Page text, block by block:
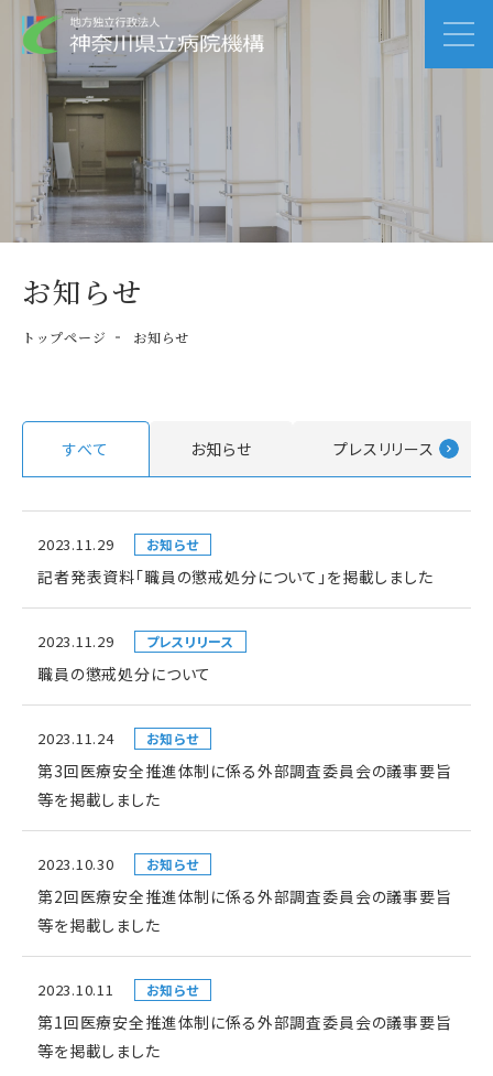
お知らせ
トップページ お知らせ
すべて お知らせ プレスリリース
2023.11.29 お知らせ
記者発表資料「職員の懲戒処分について」を掲載しました
2023.11.29 プレスリリース
職員の懲戒処分について
2023.11.24 お知らせ
第3回医療安全推進体制に係る外部調査委員会の議事要旨
等を掲載しました
2023.10.30 お知らせ
第2回医療安全推進体制に係る外部調査委員会の議事要旨
等を掲載しました
2023.10.11 お知らせ
第1回医療安全推進体制に係る外部調査委員会の議事要旨
等を掲載しました